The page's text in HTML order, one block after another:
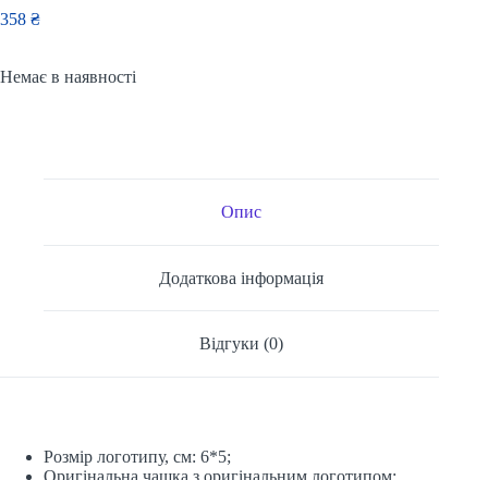
358 ₴
Немає в наявності
Опис
Додаткова інформація
Відгуки (0)
Розмір логотипу, см: 6*5;
Оригінальна чашка з оригінальним логотипом;